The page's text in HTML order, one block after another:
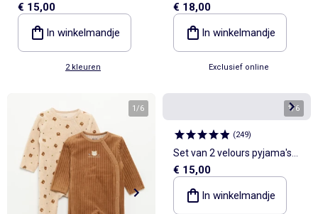
€ 15,00
In winkelmandje
2 kleuren
makkelijk aan te trekken
collectie
€ 18,00
In winkelmandje
Exclusief online
1/6 1/6
(249)
Set van 2 velours pyjama's
met voetjes
€ 15,00
In winkelmandje